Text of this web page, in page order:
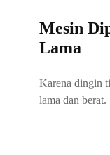
Mesin
Lama
Karena dingin
lama dan berat.